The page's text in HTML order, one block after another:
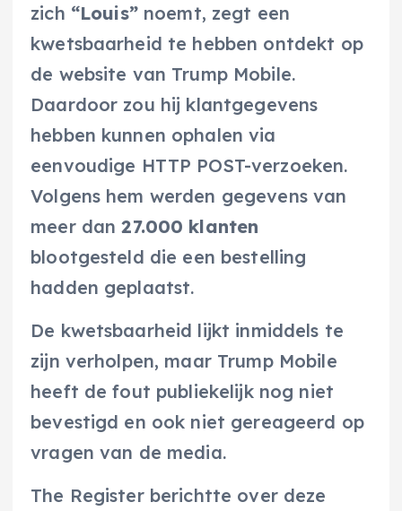
zich “Louis”noemt, zegt een
kwetsbaarheid te hebben ontdekt op
de website van Trump Mobile.
Daardoor zou hij klantgegevens
hebben kunnen ophalen via
eenvoudige HTTP POST-verzoeken.
Volgens hem werden gegevens van
meer dan27.000 klanten
blootgesteld die een bestelling
hadden geplaatst.
De kwetsbaarheid lijkt inmiddels te
zijn verholpen, maar Trump Mobile
heeft de fout publiekelijk nog niet
bevestigd en ook niet gereageerd op
vragen van de media.
The Register berichtte over deze